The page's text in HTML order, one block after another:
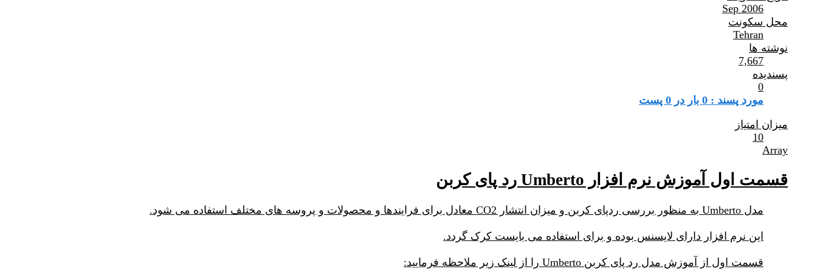
Sep 2006
محل سکونت
Tehran
نوشته ها
7,667
پسندیده
0
مورد پسند : 0 بار در 0 پست
میزان امتیاز
10
Array
قسمت اول آموزش نرم افزار Umberto رد پای کربن
مدل Umberto به منظور بررسی ردپای کربن و میزان انتشار CO2 معادل برای فرایندها و محصولات و پروسه های مختلف استفاده می شود.
این نرم افزار دارای لایسنس بوده و برای استفاده می بایست کرک گردد.
قسمت اول از آموزش مدل رد پای کربن Umberto را از لینک زیر ملاحظه فرمایید: